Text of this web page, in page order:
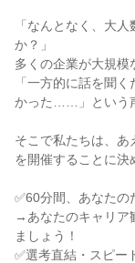
「なんとなく、大
か？」
多くの企業が大規模
「一方的に話を聞
かった……」という
そこで私たちは、あ
を開催することに決
✅60分間、あなたの
→あなたのキャリア
ましょう！
✅選考直結・スピー